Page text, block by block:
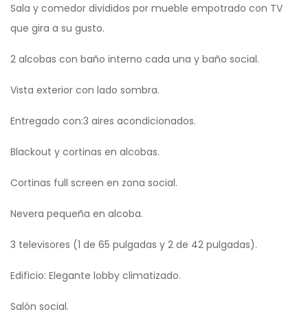
Sala y comedor divididos por mueble empotrado con TV
que gira a su gusto.
2 alcobas con baño interno cada una y baño social.
Vista exterior con lado sombra.
Entregado con:3 aires acondicionados.
Blackout y cortinas en alcobas.
Cortinas full screen en zona social.
Nevera pequeña en alcoba.
3 televisores (1 de 65 pulgadas y 2 de 42 pulgadas).
Edificio: Elegante lobby climatizado.
Salón social.